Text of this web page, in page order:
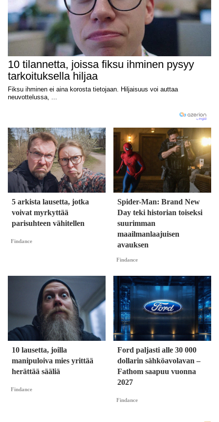
5 arkista lausetta, jotka
voivat myrkyttää
parisuhteen vähitellen
Findance
Spider-Man: Brand New
Day teki historian toiseksi
suurimman
maailmanlaajuisen
avauksen
Findance
10 lausetta, joilla
manipuloiva mies yrittää
herättää sääliä
Findance
Ford paljasti alle 30 000
dollarin sähköavolavan –
Fathom saapuu vuonna
2027
Findance